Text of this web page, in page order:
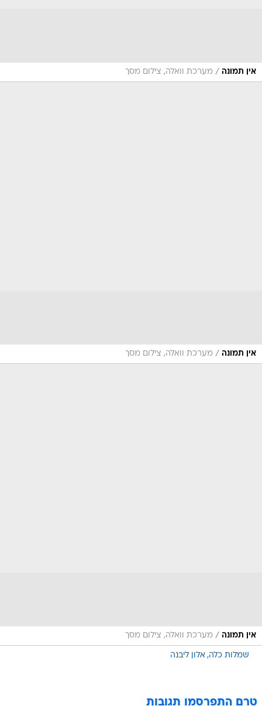
אין תמונה / מערכת וואלה, צילום מסך
אין תמונה / מערכת וואלה, צילום מסך
אין תמונה / מערכת וואלה, צילום מסך
שמלות כלה אלון ליבנה
טרם התפרסמו תגובות